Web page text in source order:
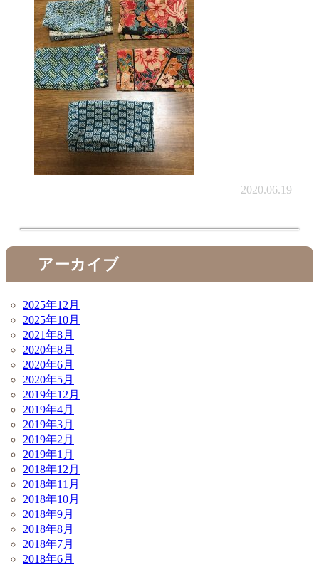
2020.06.19
アーカイブ
2025年12月
2025年10月
2021年8月
2020年8月
2020年6月
2020年5月
2019年12月
2019年4月
2019年3月
2019年2月
2019年1月
2018年12月
2018年11月
2018年10月
2018年9月
2018年8月
2018年7月
2018年6月